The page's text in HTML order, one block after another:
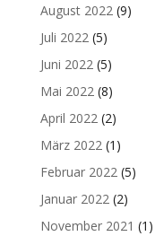
August 2022 (9)
Juli 2022 (5)
Juni 2022 (5)
Mai 2022 (8)
April 2022 (2)
März 2022 (1)
Februar 2022 (5)
Januar 2022 (2)
November 2021 (1)